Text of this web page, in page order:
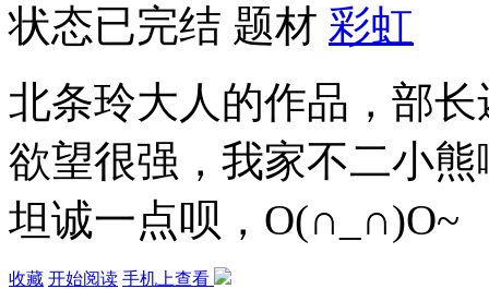
状态已完结 题材 彩虹
北条玲大人的作品，部
欲望很强，我家不二小
坦诚一点呗，O(∩_∩)O~
收藏 开始阅读 手机上查看